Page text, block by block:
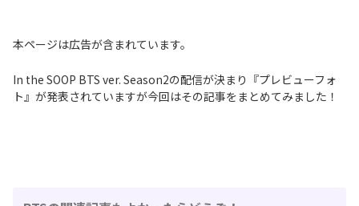
本ページは広告が含まれています。
In the SOOP BTS ver. Season2の配信が決まり『プレビューフォ
ト』が発表されていますが今回はその記事をまとめてみました！